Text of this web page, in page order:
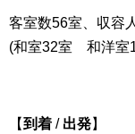
客室数56室、収容
(和室32室 和洋
【到着 / 出発】